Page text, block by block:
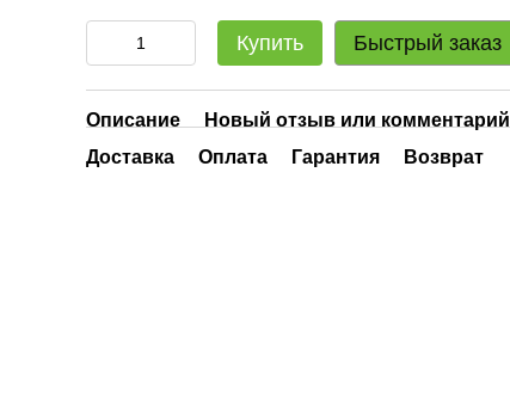
Купить Быстрый заказ
Описание
Новый отзыв или комментарий
Доставка
Оплата Гарантия Возврат